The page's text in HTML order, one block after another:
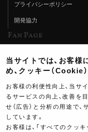
プライバシーポリシー
開発協力
Fan Page
ヨシムラTV
イベント情報
イベントスケジュール
ツーリングブレイクタイム
当サイトでは、お客様
め、クッキー（Cookie
お客様の利便性向上、当サ
るサービスの向上、改善を
せ（広告）と分析の用途で
しています。
お客様は、「すべてのクッ